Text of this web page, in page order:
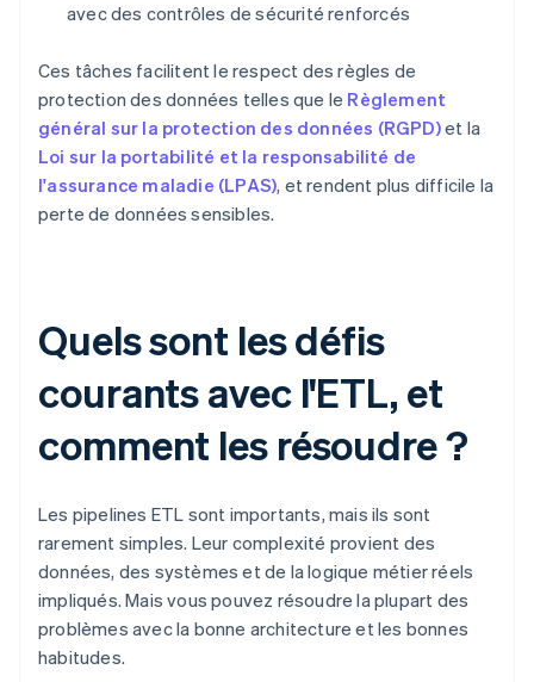
avec des contrôles de sécurité renforcés
Ces tâches facilitent le respect des règles de
protection des données telles que le Règlement
général sur la protection des données (RGPD)et la
Loi sur la portabilité et la responsabilité de
l'assurance maladie (LPAS), et rendent plus difficile la
perte de données sensibles.
Quels sont les défis
courants avec l'ETL, et
comment les résoudre ?
Les pipelines ETL sont importants, mais ils sont
rarement simples. Leur complexité provient des
données, des systèmes et de la logique métier réels
impliqués. Mais vous pouvez résoudre la plupart des
problèmes avec la bonne architecture et les bonnes
habitudes.